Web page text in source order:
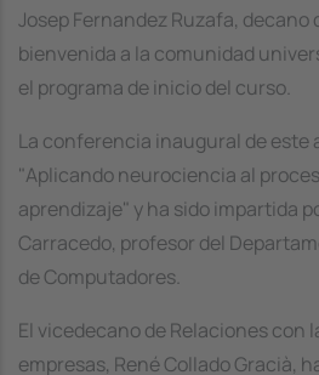
Josep Fernandez Ruzafa, decano
bienvenida a la comunidad
el programa de inicio del curso.
La conferencia inaugural de este
"Aplicando neurociencia al
aprendizaje" y ha sido impartida
Carracedo, profesor del
de Computadores.
El vicedecano de Relaciones con
empresas, René Collado Gracià,